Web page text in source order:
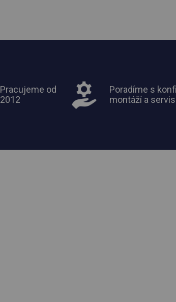
Pracujeme od
2012
Poradíme s
montáží a